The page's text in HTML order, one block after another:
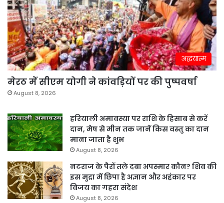
अद्धयात्म
मेरठ में सीएम योगी ने कांवड़ियों पर की पुष्पवर्षा
August 8, 2026
हरियाली अमावस्या पर राशि के हिसाब से करें
दान, मेष से मीन तक जानें किस वस्तु का दान
माना जाता है शुभ
August 8, 2026
नटराज के पैरों तले दबा अपस्मार कौन? शिव की
इस मुद्रा में छिपा है अज्ञान और अहंकार पर
विजय का गहरा संदेश
August 8, 2026